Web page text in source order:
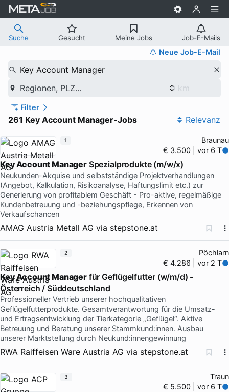
Suche Gesucht Meine Jobs Job-E-Mails
Neue Job-E-Mail
Key Account Manager
Regionen, PLZ...
Filter
261 Key Account Manager-Jobs Relevanz
Braunau
€ 3.500 | vor 6 T
Key Account ManagerSpezialprodukte (m/w/x)
Neukunden-Akquise und selbstständige Projektverhandlungen
(Angebot, Kalkulation, Risikoanalyse, Haftungslimit etc.) zur
Generierung von profitablem Geschäft - Pro-aktive, regelmäßige
Kundenbetreuung und -beziehungspflege, Erkennen von
Verkaufschancen
AMAG Austria Metall AG via stepstone.at
1
Pöchlarn
€ 4.286 | vor 2 T
Key Account Managerfür Geflügelfutter (w/m/d) -
Österreich / Süddeutschland
Professioneller Vertrieb unserer hochqualitativen
Geflügelfutterprodukte. Gesamtverantwortung für die Umsatz-
und Ertragsentwicklung der Tierkategorie „Geflügel“. Aktive
Betreuung und Beratung unserer Stammkund:innen. Ausbau
unserer Marktstellung durch Neukund:innengewinnung
RWA Raiffeisen Ware Austria AG via stepstone.at
2
Traun
€ 5.500 | vor 6 T
3